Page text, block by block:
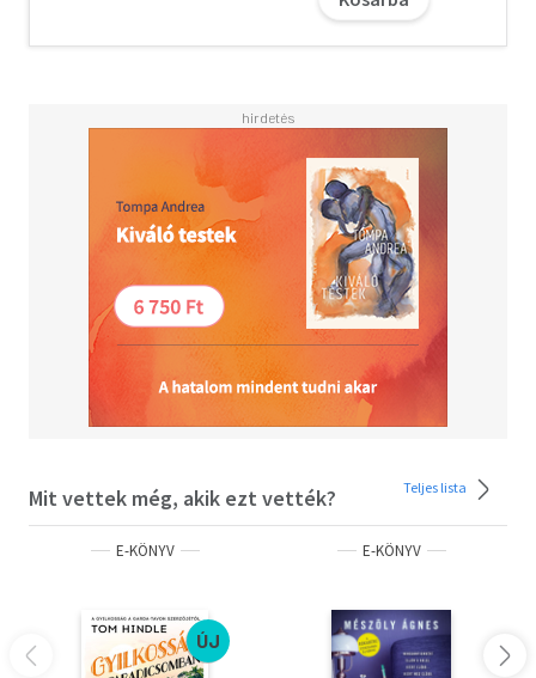
éveiben járó tudós professzor a keveházi Idősek
emberi életekbe kerül: többek között a sajátjába is: Szabó
elismert szakértője magával vitte millió kis virágbibe
szörnyű titkát, oda ahol senki se fog rátalálni.
A letöltéssel kapcsolatos kérdésekreitttalálhat választ.
Mit vettek még, akik ezt vették? Teljes lista
E-KÖNYV
ÚJ
E-KÖNYV